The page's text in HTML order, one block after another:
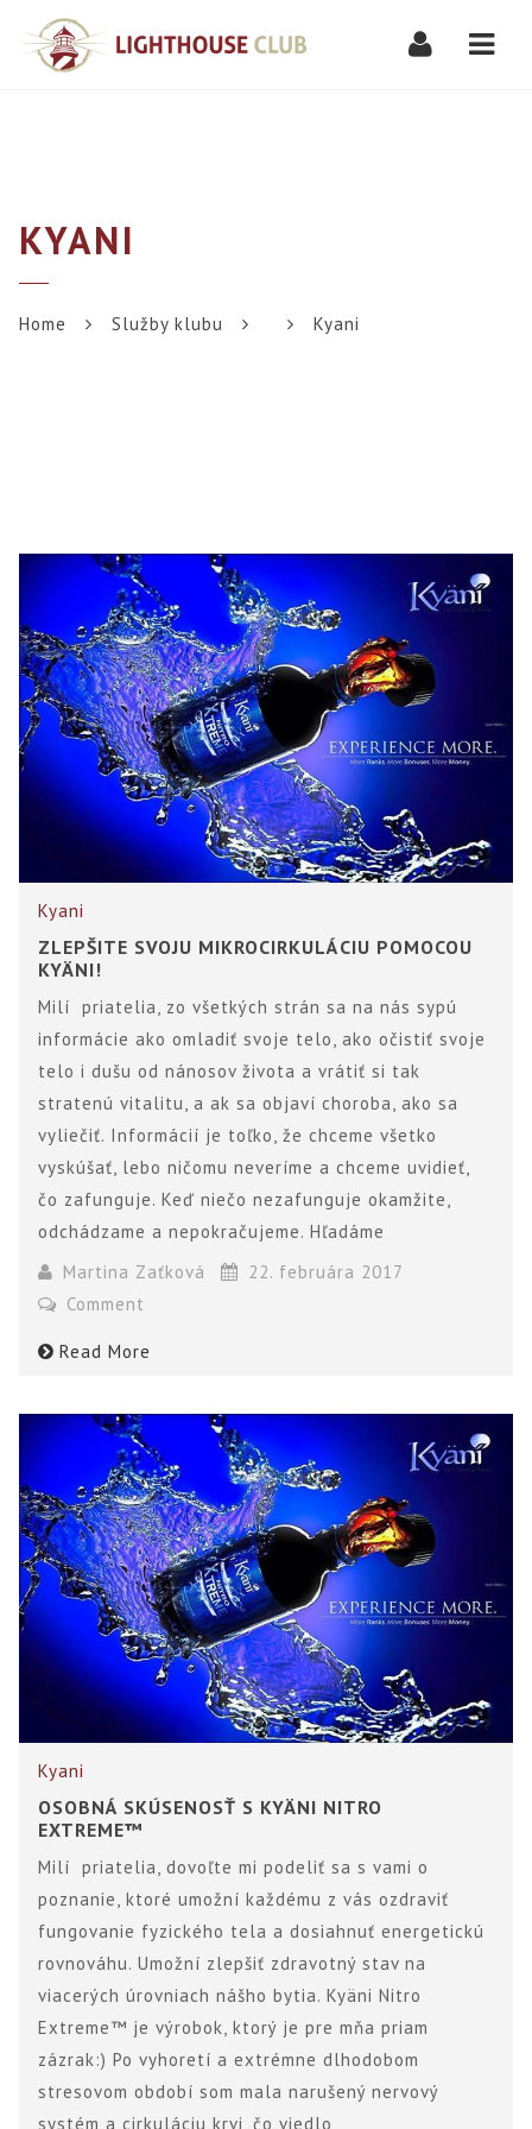
KYANI
Home Služby klubu Kyani
Kyani
ZLEPŠITE SVOJU MIKROCIRKULÁCIU POMOCOU
KYÄNI!
Milí priatelia, zo všetkých strán sa na nás sypú
informácie ako omladiť svoje telo, ako očistiť svoje
telo i dušu od nánosov života a vrátiť si tak
stratenú vitalitu, a ak sa objaví choroba, ako sa
vyliečiť. Informácií je toľko, že chceme všetko
vyskúšať, lebo ničomu neveríme a chceme uvidieť,
čo zafunguje. Keď niečo nezafunguje okamžite,
odchádzame a nepokračujeme. Hľadáme
Martina Zaťková
22. februára 2017
Comment
Read More
Kyani
OSOBNÁ SKÚSENOSŤ S KYÄNI NITRO
EXTREME™
Milí priatelia, dovoľte mi podeliť sa s vami o
poznanie, ktoré umožní každému z vás ozdraviť
fungovanie fyzického tela a dosiahnuť energetickú
rovnováhu. Umožní zlepšiť zdravotný stav na
viacerých úrovniach nášho bytia. Kyäni Nitro
Extreme™ je výrobok, ktorý je pre mňa priam
zázrak:) Po vyhoretí a extrémne dlhodobom
stresovom období som mala narušený nervový
systém a cirkuláciu krvi, čo viedlo